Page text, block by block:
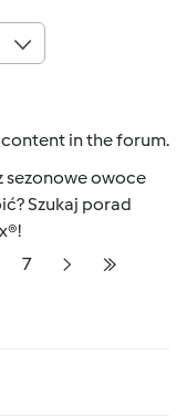
in the forum.
sezonowe owoce
Szukaj porad
Strona
7 Następna